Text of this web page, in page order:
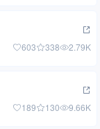
603 338 2.79K
189 130 9.66K